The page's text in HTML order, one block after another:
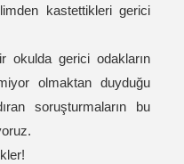
kastettikleri gerici
okulda gerici odakların
olmaktan duyduğu
soruşturmaların bu